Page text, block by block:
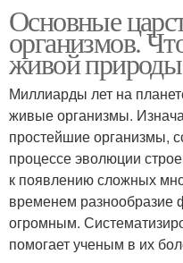
Основные
организмов.
живой природы
Миллиарды лет на
живые организмы.
простейшие организмы,
процессе эволюции
к появлению сложных
временем разнообразие
огромным.
помогает ученым в их